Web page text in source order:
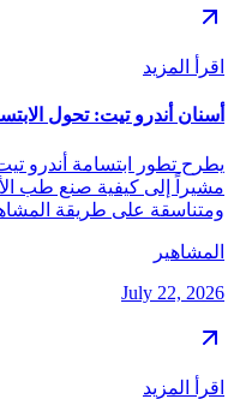
اقرأ المزيد
أسنان أندرو تيت: تحول
يطرح تطور ابتسامة أندرو
مشيراً إلى كيفية صنع طب
ومتناسقة على طريقة
المشاهير
July 22, 2026
اقرأ المزيد